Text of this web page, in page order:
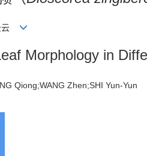
云
Morphology in
Qiong;WANG Zhen;SHI Yun-Yun